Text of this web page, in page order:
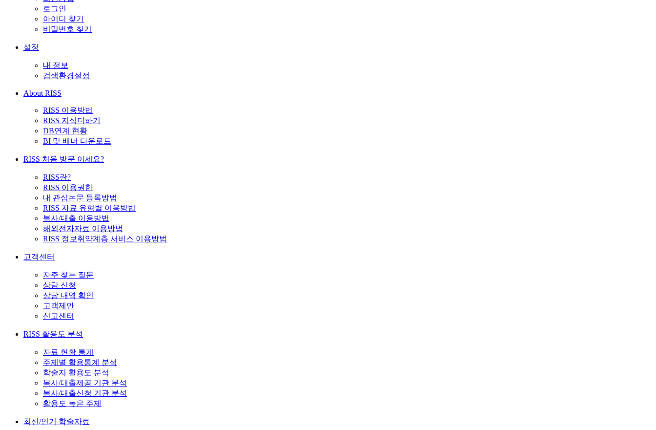
로그인
아이디 찾기
비밀번호 찾기
설정
내 정보
검색환경설정
About RISS
RISS 이용방법
RISS 지식더하기
DB연계 현황
BI 및 배너 다운로드
RISS 처음 방문 이세요?
RISS란?
RISS 이용권한
내 관심논문 등록방법
RISS 자료 유형별 이용방법
복사/대출 이용방법
해외전자자료 이용방법
RISS 정보취약계층 서비스 이용방법
고객센터
자주 찾는 질문
상담 신청
상담 내역 확인
고객제안
신고센터
RISS 활용도 분석
자료 현황 통계
주제별 활용통계 분석
학술지 활용도 분석
복사/대출제공 기관 분석
복사/대출신청 기관 분석
활용도 높은 주제
최신/인기 학술자료